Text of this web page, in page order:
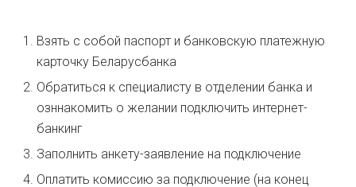
Взять с собой паспорт и банковскую платежную
карточку Беларусбанка
Обратиться к специалисту в отделении банка и
озннакомить о желании подключить интернет-
банкинг
Заполнить анкету-заявление на подключение
Оплатить комиссию за подключение (на конец